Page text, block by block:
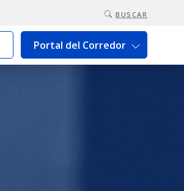
BUSCAR
Portal del Corredor